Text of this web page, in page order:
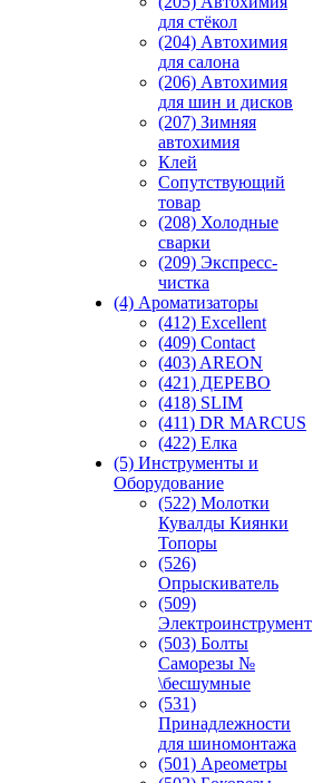
для стёкол
(204) Автохимия
для салона
(206) Автохимия
для шин и дисков
(207) Зимняя
автохимия
Клей
Сопутствующий
товар
(208) Холодные
сварки
(209) Экспреcс-
чистка
(4) Ароматизаторы
(412) Excellent
(409) Contact
(403) AREON
(421) ДЕРЕВО
(418) SLIM
(411) DR MARCUS
(422) Елка
(5) Инструменты и
Оборудование
(522) Молотки
Кувалды Киянки
Топоры
(526)
Опрыскиватель
(509)
Электроинструмент
(503) Болты
Саморезы №
\бесшумные
(531)
Принадлежности
для шиномонтажа
(501) Ареометры